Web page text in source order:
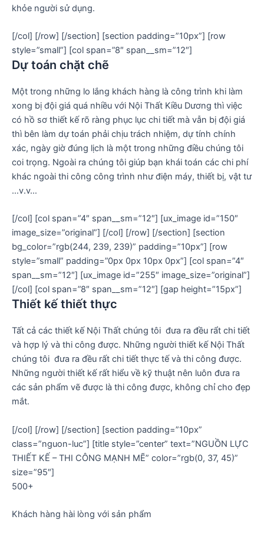
khỏe người sử dụng.
[/col] [/row] [/section] [section padding=”10px”] [row
style=”small”] [col span=”8″ span__sm=”12″]
Dự toán chặt chẽ
Một trong những lo lắng khách hàng là công trình khi làm
xong bị đội giá quá nhiều với Nội Thất Kiều Dương thì việc
có hồ sơ thiết kế rõ ràng phục lục chi tiết mà vẫn bị đội giá
thì bên làm dự toán phải chịu trách nhiệm, dự tính chính
xác, ngày giờ đúng lịch là một trong những điều chúng tôi
coi trọng. Ngoài ra chúng tôi giúp bạn khái toán các chi phí
khác ngoài thi công công trình như điện máy, thiết bị, vật tư
…v.v…
[/col] [col span=”4″ span__sm=”12″] [ux_image id=”150″
image_size=”original”] [/col] [/row] [/section] [section
bg_color=”rgb(244, 239, 239)” padding=”10px”] [row
style=”small” padding=”0px 0px 10px 0px”] [col span=”4″
span__sm=”12″] [ux_image id=”255″ image_size=”original”]
[/col] [col span=”8″ span__sm=”12″] [gap height=”15px”]
Thiết kế thiết thực
Tất cả các thiết kế Nội Thất chúng tôi đưa ra đều rẩt chi tiết
và hợp lý và thi công được. Những người thiết kế Nội Thất
chúng tôi đưa ra đều rất chi tiết thực tế và thi công được.
Những người thiết kế rất hiểu về kỹ thuật nên luôn đưa ra
các sản phẩm vẽ được là thi công được, không chỉ cho đẹp
mắt.
[/col] [/row] [/section] [section padding=”10px”
class=”nguon-luc”] [title style=”center” text=”NGUỒN LỰC
THIẾT KẾ – THI CÔNG MẠNH MẼ” color=”rgb(0, 37, 45)”
size=”95″]
500+
Khách hàng hài lòng với sản phẩm